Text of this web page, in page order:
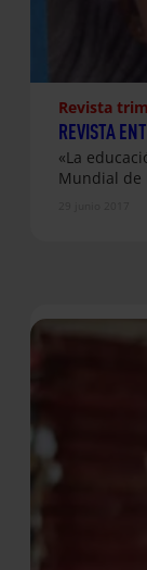
Revista
REVISTA
«La
Mundial de